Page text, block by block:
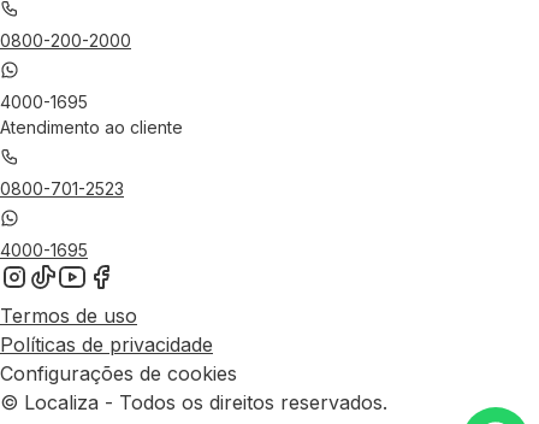
0800-200-2000
4000-1695
Atendimento ao cliente
0800-701-2523
4000-1695
Termos de uso
Políticas de privacidade
Configurações de cookies
© Localiza - Todos os direitos reservados.